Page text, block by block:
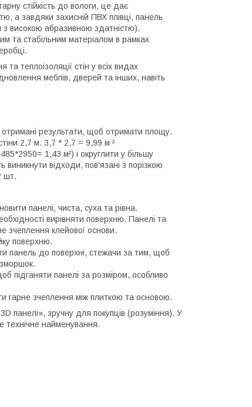
стійкість до вологи, це дає
а завдяки захисній ПВХ плівці, панель
високою абразивною здатністю).
та стабільним матеріалом в рамках
теплоізоляції стін у всіх видах
меблів, дверей та інших, навіть
результати, щоб отримати площу.
2,7 м. 3,7 * 2,7 = 9,99 м ²
1,43 м²) і округлити у більшу
відходи, пов'язані з порізкою
шт.
панелі, чиста, суха та рівна.
вирівняти поверхню. Панелі та
зчеплення клейової основи.
поверхню.
панель до поверхні, стежачи за тим, щоб
підганяти панелі за розміром, особливо
гарне зчеплення між плиткою та основою.
панелі», зручну для покупців (розуміння). У
технічне найменування.